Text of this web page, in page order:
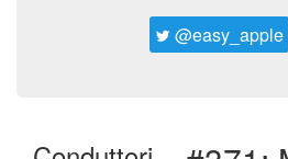
@easy_apple